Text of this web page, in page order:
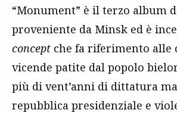
“Monument” è il terzo album
proveniente da Minsk ed è
concept che fa riferimento alle
vicende patite dal popolo
più di vent’anni di dittatura
repubblica presidenziale e